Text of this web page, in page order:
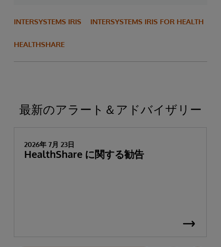
INTERSYSTEMS IRIS INTERSYSTEMS IRIS FOR HEALTH
HEALTHSHARE
最新のアラート＆アドバイザリー
2026年 7月 23日
HealthShare に関する勧告